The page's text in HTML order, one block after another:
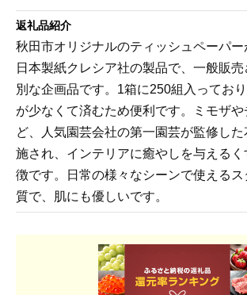
返礼品紹介
秋田市オリジナルのティッシュペーパー
日本製紙クレシア社の製品で、一般販
別な企画品です。1箱に250組入ってお
が少なくて済むため便利です。ミモザ
ど、人気園芸会社の第一園芸が監修し
施され、インテリアに癒やしを与える
徴です。日常の様々なシーンで使える
質で、肌にも優しいです。